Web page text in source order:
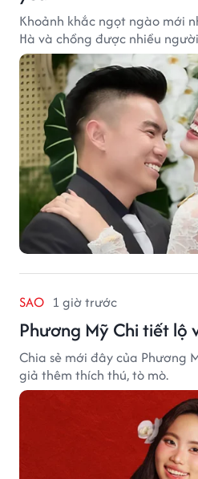
Khoảnh khắc ngọt ngào mới
Hà và chồng được nhiều
SAO 1 giờ trước
Phương Mỹ Chi tiết lộ
Chia sẻ mới đây của Phương
giả thêm thích thú, tò mò.